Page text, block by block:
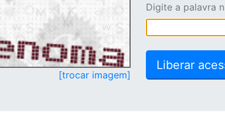
[trocar imagem]
Digite a palavra